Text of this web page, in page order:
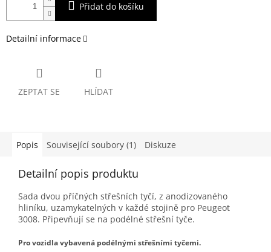
Přidat do košíku
Detailní informace
ZEPTAT SE HLÍDAT
Popis Související soubory (1) Diskuze
Detailní popis produktu
Sada dvou příčných střešních tyčí, z anodizovaného
hliníku, uzamykatelných v každé stojině pro Peugeot
3008. Připevňují se na podélné střešní tyče.
Pro vozidla vybavená podélnými střešními tyčemi.